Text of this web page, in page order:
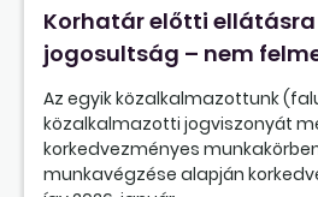
Korhatár előtti
jogosultság – nem
Az egyik közalkalmazottunk
közalkalmazotti jogviszonyát
korkedvezményes
munkavégzése alapján